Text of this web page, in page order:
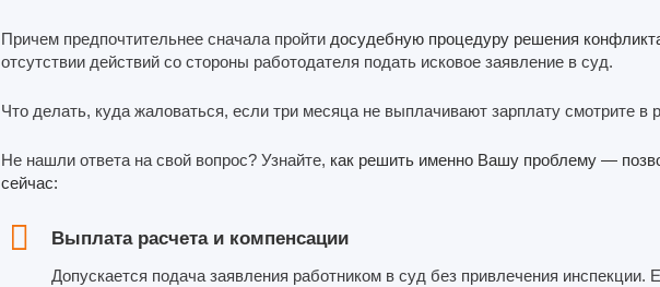
Причем предпочтительнее сначала пройти досудебную процедуру решения
отсутствии действий со стороны работодателя подать исковое заявление в суд.
Что делать, куда жаловаться, если три месяца не выплачивают зарплату смотрите в
Не нашли ответа на свой вопрос? Узнайте, как решить именно Вашу проблему —
сейчас:
Выплата расчета и компенсации
Допускается подача заявления работником в суд без привлечения инспекции.